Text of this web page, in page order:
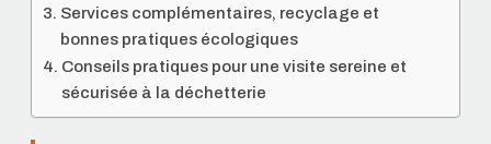
Services complémentaires, recyclage et
bonnes pratiques écologiques
Conseils pratiques pour une visite sereine et
sécurisée à la déchetterie